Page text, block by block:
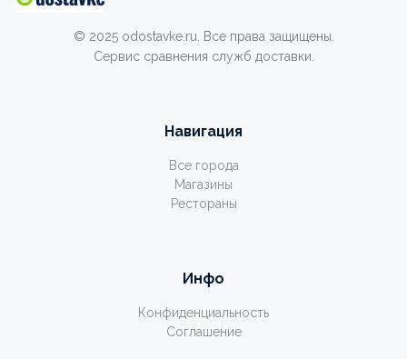
© 2025 odostavke.ru. Все права защищены.
Сервис сравнения служб доставки.
Навигация
Все города
Магазины
Рестораны
Инфо
Конфиденциальность
Соглашение